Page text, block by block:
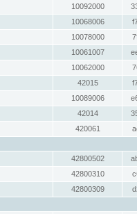
10092000
10068006
10078000
10061007
10062000
42015
10089006
42014
420061
42800502
42800310
42800309